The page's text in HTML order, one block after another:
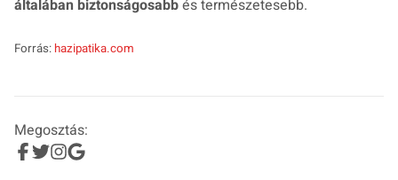
általában biztonságosabbés természetesebb.
Forrás: hazipatika.com
Megosztás: